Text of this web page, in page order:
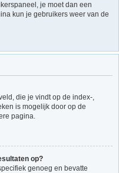
je moet dan een
kun je gebruikers weer van de
die je vindt op de index-,
is mogelijk door op de
pagina.
op?
genoeg en bevatte